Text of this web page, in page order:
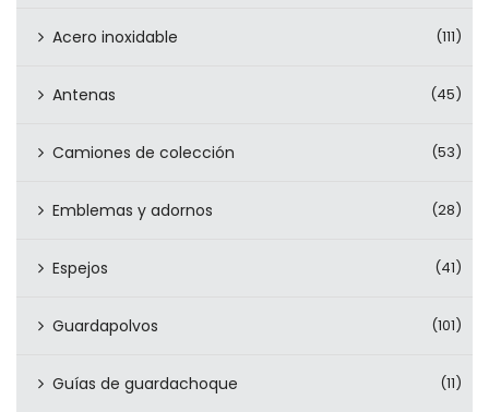
Acero inoxidable (111)
Antenas (45)
Camiones de colección (53)
Emblemas y adornos (28)
Espejos (41)
Guardapolvos (101)
Guías de guardachoque (11)